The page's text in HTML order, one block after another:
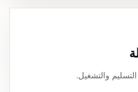
والتشغيل.